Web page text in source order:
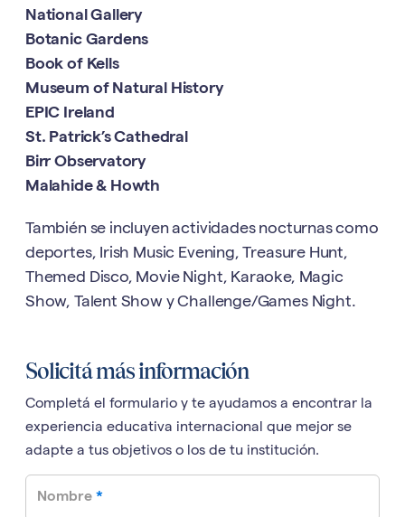
National Gallery
Botanic Gardens
Book of Kells
Museum of Natural History
EPIC Ireland
St. Patrick’s Cathedral
Birr Observatory
Malahide & Howth
También se incluyen actividades nocturnas como
deportes, Irish Music Evening, Treasure Hunt,
Themed Disco, Movie Night, Karaoke, Magic
Show, Talent Show y Challenge/Games Night.
Solicitá más información
Completá el formulario y te ayudamos a encontrar la
experiencia educativa internacional que mejor se
adapte a tus objetivos o los de tu institución.
Nombre *required